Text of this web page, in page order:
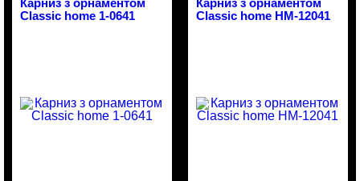
Карниз з орнаментом
Classic home 1-0641
Карниз з орнаментом
Classic home HM-12041